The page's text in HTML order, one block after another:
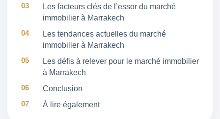
Les facteurs clés de l’essor du marché
immobilier à Marrakech
Les tendances actuelles du marché
immobilier à Marrakech
Les défis à relever pour le marché immobilier
à Marrakech
Conclusion
À lire également